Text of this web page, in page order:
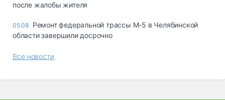
после жалобы жителя
05.08 Ремонт федеральной трассы М-5 в Челябинской
области завершили досрочно
Все новости